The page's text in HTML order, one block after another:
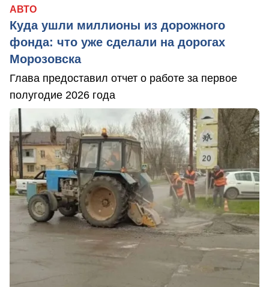
АВТО
Куда ушли миллионы из дорожного
фонда: что уже сделали на дорогах
Морозовска
Глава предоставил отчет о работе за первое
полугодие 2026 года